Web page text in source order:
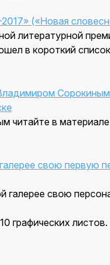
(«Новая
литературной
в короткий
читайте в материале
свою первую
графических